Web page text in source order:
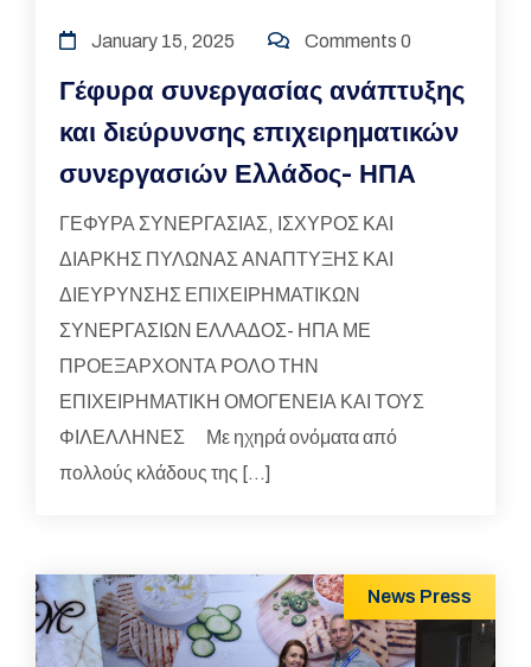
January 15, 2025 Comments 0
Γέφυρα συνεργασίας ανάπτυξης
και διεύρυνσης επιχειρηματικών
συνεργασιών Ελλάδος- ΗΠΑ
ΓΕΦΥΡΑ ΣΥΝΕΡΓΑΣΙΑΣ, ΙΣΧΥΡΟΣ ΚΑΙ
ΔΙΑΡΚΗΣ ΠΥΛΩΝΑΣ ΑΝΑΠΤΥΞΗΣ ΚΑΙ
ΔΙΕΥΡΥΝΣΗΣ ΕΠΙΧΕΙΡΗΜΑΤΙΚΩΝ
ΣΥΝΕΡΓΑΣΙΩΝ ΕΛΛΑΔΟΣ- ΗΠΑ ΜΕ
ΠΡΟΕΞΑΡΧΟΝΤΑ ΡΟΛΟ ΤΗΝ
ΕΠΙΧΕΙΡΗΜΑΤΙΚΗ ΟΜΟΓΕΝΕΙΑ ΚΑΙ ΤΟΥΣ
ΦΙΛΕΛΛΗΝΕΣ Με ηχηρά ονόματα από
πολλούς κλάδους της […]
News Press